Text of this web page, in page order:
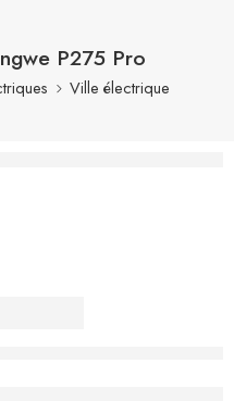
P275 Pro
Ville électrique